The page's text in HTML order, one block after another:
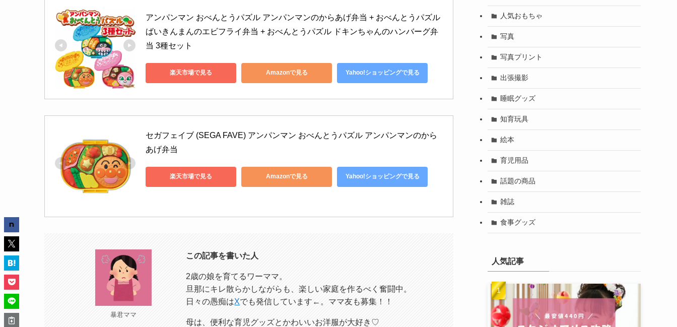
アンパンマン おべんとうパズル アンパンマンのからあげ弁当 + おべんとうパズル
ばいきんまんのエビフライ弁当 + おべんとうパズル ドキンちゃんのハンバーグ弁
当 3種セット
楽天市場で見る Amazonで見る Yahoo!ショッピングで見る
セガフェイブ (SEGA FAVE) アンパンマン おべんとうパズル アンパンマンのから
あげ弁当
楽天市場で見る Amazonで見る Yahoo!ショッピングで見る
暴君ママ
この記事を書いた人
2歳の娘を育てるワーママ。
旦那にキレ散らかしながらも、楽しい家庭を作るべく奮闘中。
日々の愚痴はXでも発信しています←。ママ友も募集！！
母は、便利な育児グッズとかわいいお洋服が大好き♡
人気おもちゃ
写真
写真プリント
出張撮影
睡眠グッズ
知育玩具
絵本
育児用品
話題の商品
雑誌
食事グッズ
人気記事